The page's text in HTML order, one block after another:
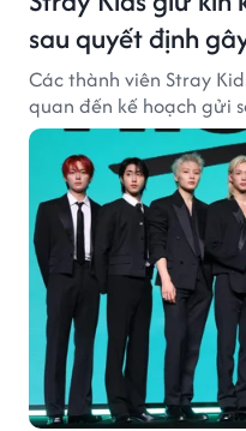
sau quyết định
Các thành viên Stray
quan đến kế hoạch gửi